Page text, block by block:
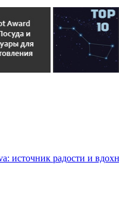
радости и